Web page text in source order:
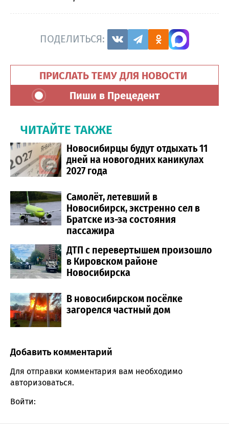
ПОДЕЛИТЬСЯ:
ПРИСЛАТЬ ТЕМУ ДЛЯ НОВОСТИ
Пиши в Прецедент
ЧИТАЙТЕ ТАКЖЕ
Новосибирцы будут отдыхать 11
дней на новогодних каникулах
2027 года
Самолёт, летевший в
Новосибирск, экстренно сел в
Братске из-за состояния
пассажира
ДТП с перевертышем произошло
в Кировском районе
Новосибирска
В новосибирском посёлке
загорелся частный дом
Comment section
Добавить комментарий
Для отправки комментария вам необходимо
авторизоваться.
Войти: